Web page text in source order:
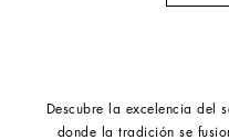
Descubre la excelencia del
donde la tradición se